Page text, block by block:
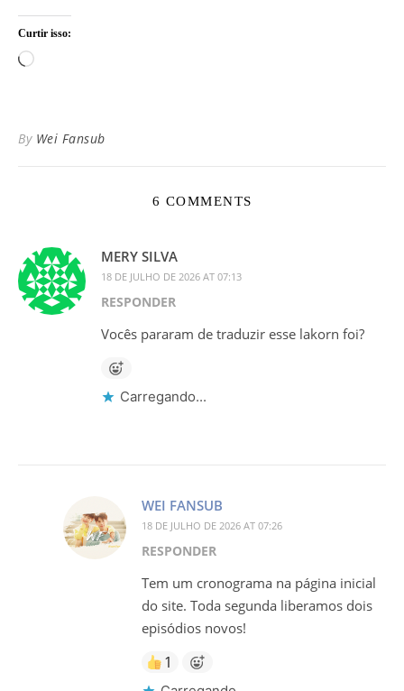
Curtir isso:
Carregando...
By Wei Fansub
6 COMMENTS
MERY SILVA
18 DE JULHO DE 2026 AT 07:13
RESPONDER
Vocês pararam de traduzir esse lakorn foi?
Carregando...
WEI FANSUB
18 DE JULHO DE 2026 AT 07:26
RESPONDER
Tem um cronograma na página inicial
do site. Toda segunda liberamos dois
episódios novos!
1